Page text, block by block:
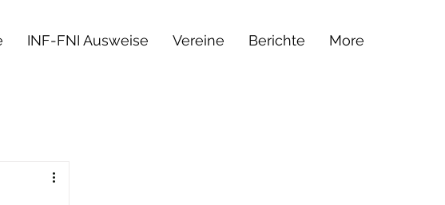
INF-FNI Ausweise Vereine Berichte More